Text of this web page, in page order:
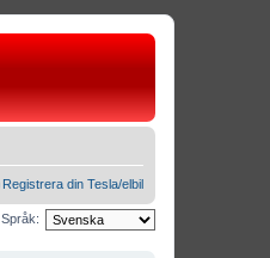
Registrera din Tesla/elbil
Språk: